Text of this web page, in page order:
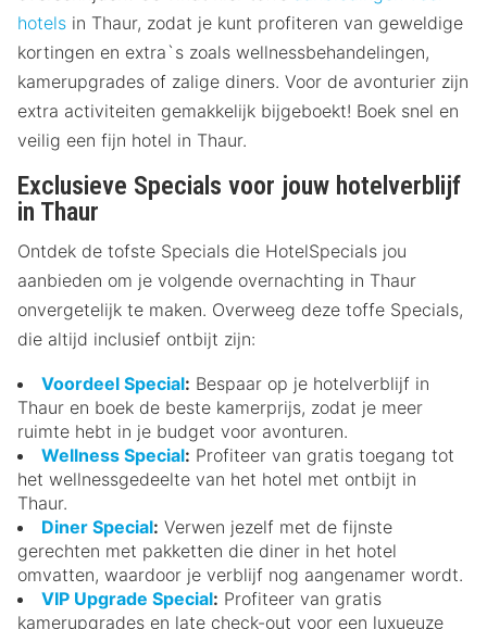
hotels in Thaur, zodat je kunt profiteren van geweldige
kortingen en extra`s zoals wellnessbehandelingen,
kamerupgrades of zalige diners. Voor de avonturier zijn
extra activiteiten gemakkelijk bijgeboekt! Boek snel en
veilig een fijn hotel in Thaur.
Exclusieve Specials voor jouw hotelverblijf
in Thaur
Ontdek de tofste Specials die HotelSpecials jou
aanbieden om je volgende overnachting in Thaur
onvergetelijk te maken. Overweeg deze toffe Specials,
die altijd inclusief ontbijt zijn:
Voordeel Special: Bespaar op je hotelverblijf in
Thaur en boek de beste kamerprijs, zodat je meer
ruimte hebt in je budget voor avonturen.
Wellness Special: Profiteer van gratis toegang tot
het wellnessgedeelte van het hotel met ontbijt in
Thaur.
Diner Special: Verwen jezelf met de fijnste
gerechten met pakketten die diner in het hotel
omvatten, waardoor je verblijf nog aangenamer wordt.
VIP Upgrade Special: Profiteer van gratis
kamerupgrades en late check-out voor een luxueuze